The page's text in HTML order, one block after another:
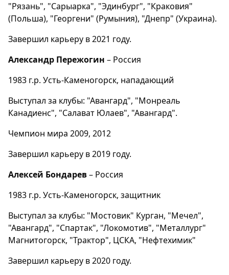
"Рязань", "Сарыарка", "Эдинбург", "Краковия"
(Польша), "Георгени" (Румыния), "Днепр" (Украина).
Завершил карьеру в 2021 году.
Александр Пережогин – Россия
1983 г.р. Усть-Каменогорск, нападающий
Выступал за клубы: "Авангард", "Монреаль
Канадиенс", "Салават Юлаев", "Авангард".
Чемпион мира 2009, 2012
Завершил карьеру в 2019 году.
Алексей Бондарев– Россия
1983 г.р. Усть-Каменогорск, защитник
Выступал за клубы: "Мостовик" Курган, "Мечел",
"Авангард", "Спартак", "Локомотив", "Металлург"
Магнитогорск, "Трактор", ЦСКА, "Нефтехимик"
Завершил карьеру в 2020 году.